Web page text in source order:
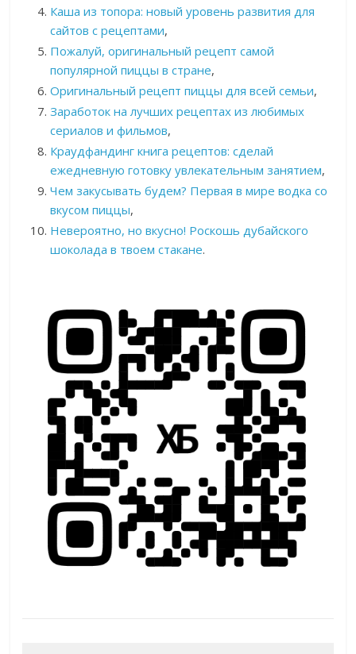
Каша из топора: новый уровень развития для
сайтов с рецептами,
Пожалуй, оригинальный рецепт самой
популярной пиццы в стране,
Оригинальный рецепт пиццы для всей семьи,
Заработок на лучших рецептах из любимых
сериалов и фильмов,
Краудфандинг книга рецептов: сделай
ежедневную готовку увлекательным занятием,
Чем закусывать будем? Первая в мире водка со
вкусом пиццы,
Невероятно, но вкусно! Роскошь дубайского
шоколада в твоем стакане.